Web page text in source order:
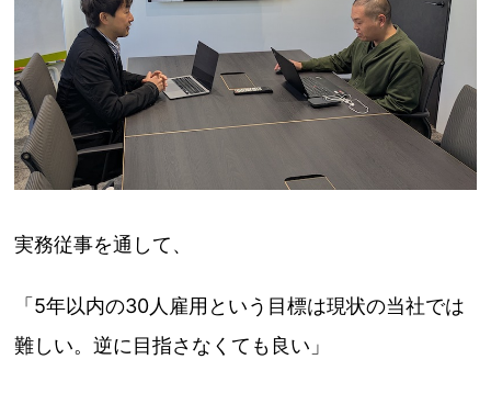
実務従事を通して、
「5年以内の30人雇用という目標は現状の当社では
難しい。逆に目指さなくても良い」